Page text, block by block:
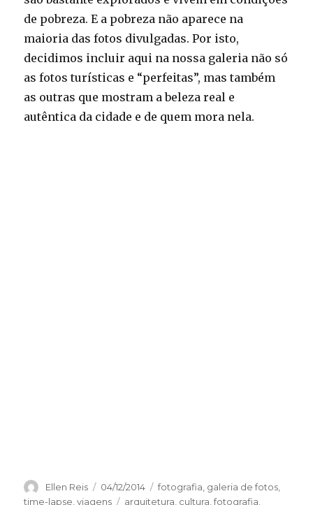
de pobreza. E a pobreza não aparece na
maioria das fotos divulgadas. Por isto,
decidimos incluir aqui na nossa galeria não só
as fotos turísticas e “perfeitas”, mas também
as outras que mostram a beleza real e
autêntica da cidade e de quem mora nela.
Author
Ellen Reis
Posted
on
04/12/2014 Categories
fotografia galeria de fotos
time-lapse ,viagens Tags
arquitetura cultura ,fotografia